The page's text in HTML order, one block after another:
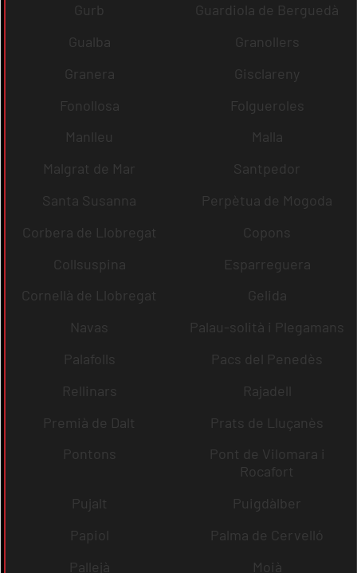
Gurb
Guardiola de Berguedà
Gualba
Granollers
Granera
Gisclareny
Fonollosa
Folgueroles
Manlleu
Malla
Malgrat de Mar
Santpedor
Santa Susanna
Perpètua de Mogoda
Corbera de Llobregat
Copons
Collsuspina
Esparreguera
Cornellà de Llobregat
Gelida
Navas
Palau-solità i Plegamans
Palafolls
Pacs del Penedès
Rellinars
Rajadell
Premià de Dalt
Prats de Lluçanès
Pontons
Pont de Vilomara i
Rocafort
Pujalt
Puigdàlber
Papiol
Palma de Cervelló
Pallejà
Moià